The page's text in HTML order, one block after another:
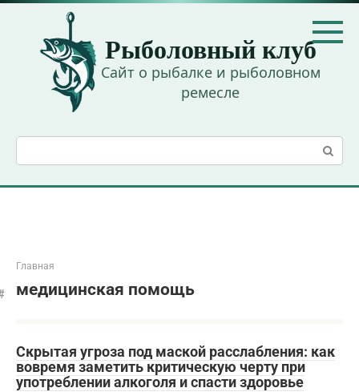
Перейти
контенту
Рыболовный клуб
Сайт о рыбалке и рыболовном
ремесле
Главная
медицинская помощь
Скрытая угроза под маской расслабления: как
вовремя заметить критическую черту при
употреблении алкоголя и спасти здоровье